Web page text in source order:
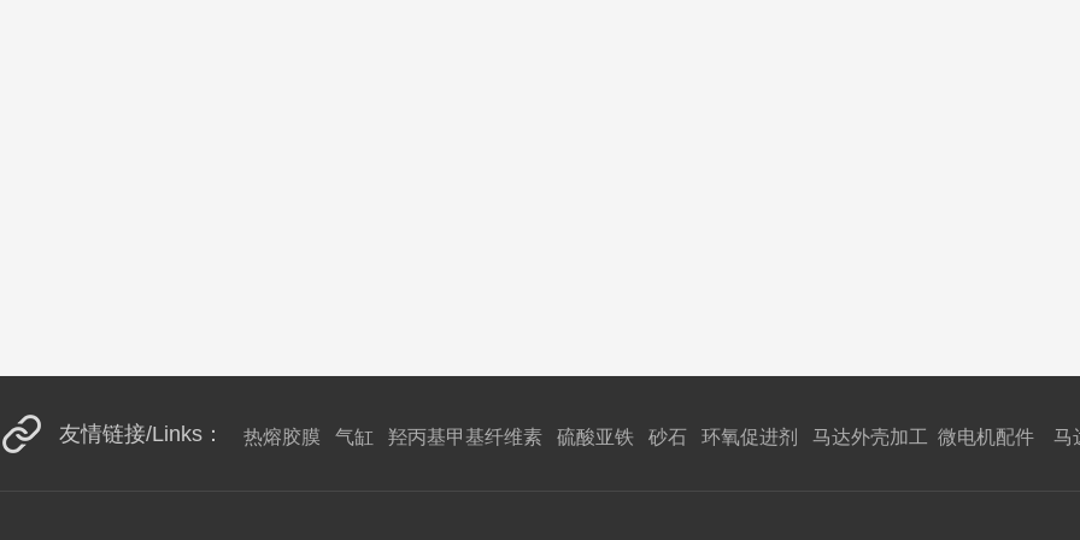
热熔胶膜 气缸 羟丙基甲基纤维素 硫酸亚铁 砂石 环氧促进剂 马达外壳加工 微电机配件 马
友情链接/Links：